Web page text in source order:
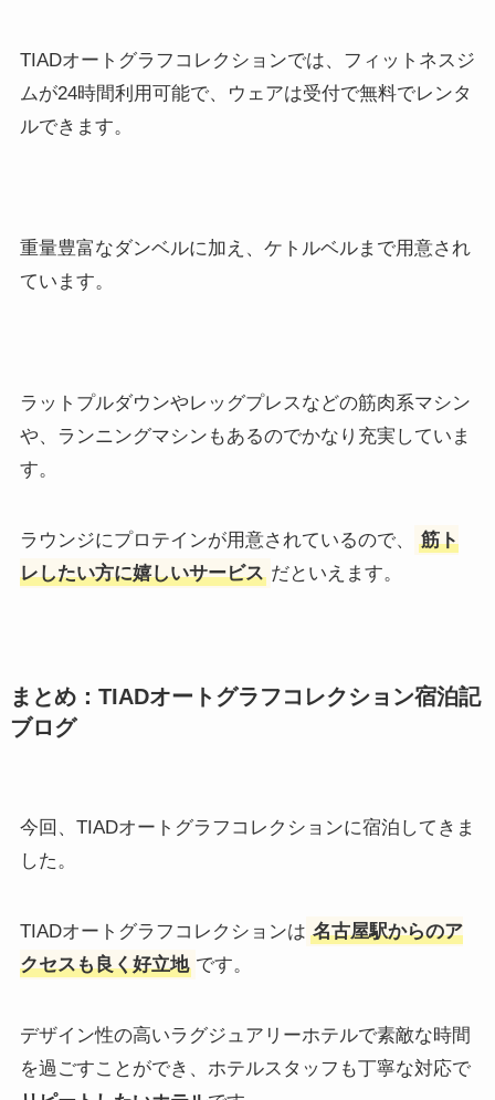
TIADオートグラフコレクションでは、フィットネスジ
ムが24時間利用可能で、ウェアは受付で無料でレンタ
ルできます。
重量豊富なダンベルに加え、ケトルベルまで用意され
ています。
ラットプルダウンやレッグプレスなどの筋肉系マシン
や、ランニングマシンもあるのでかなり充実していま
す。
ラウンジにプロテインが用意されているので、
筋ト
レしたい方に嬉しいサービス だといえます。
まとめ：TIADオートグラフコレクション宿泊記
ブログ
今回、TIADオートグラフコレクションに宿泊してきま
した。
TIADオートグラフコレクションは 名古屋駅からのア
クセスも良く好立地 です。
デザイン性の高いラグジュアリーホテルで素敵な時間
を過ごすことができ、ホテルスタッフも丁寧な対応で